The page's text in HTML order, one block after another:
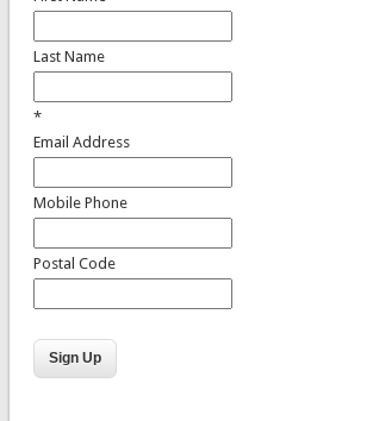
Last Name
*
Email Address
Mobile Phone
Postal Code